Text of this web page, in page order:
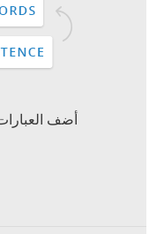
أضف